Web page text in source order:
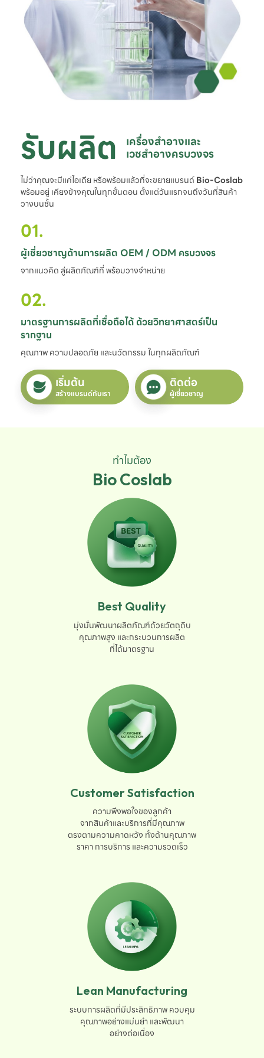
รับผลิต เครื่องสำอางและ
เวชสำอางครบวงจร
ไม่ว่าคุณจะมีแค่ไอเดีย หรือพร้อมแล้วที่จะขยายแบรนด์Bio-Coslab
พร้อมอยู่ เคียงข้างคุณในทุกขั้นตอน ตั้งแต่วันแรกจนถึงวันที่สินค้า
วางบนชั้น
01.
ผู้เชี่ยวชาญด้านการผลิต OEM / ODM ครบวงจร
จากแนวคิด สู่ผลิตภัณฑ์ที่ พร้อมวางจำหน่าย
02.
มาตรฐานการผลิตที่เชื่อถือได้ ด้วยวิทยาศาสตร์เป็น
รากฐาน
คุณภาพ ความปลอดภัย และนวัตกรรม ในทุกผลิตภัณฑ์
เริ่มต้น
สร้างแบรนด์กับเรา
ติดต่อ
ผู้เชี่ยวชาญ
ทำไมต้อง
Bio Coslab
Best Quality
มุ่งมั่นพัฒนาผลิตภัณฑ์ด้วยวัตถุดิบ
คุณภาพสูง และกระบวนการผลิต
ที่ได้มาตรฐาน
Customer Satisfaction
ความพึงพอใจของลูกค้า
จากสินค้าและบริการที่มีคุณภาพ
ตรงตามความคาดหวัง ทั้งด้านคุณภาพ
ราคา การบริการ และความรวดเร็ว
Lean Manufacturing
ระบบการผลิตที่มีประสิทธิภาพ ควบคุม
คุณภาพอย่างแม่นยำ และพัฒนา
อย่างต่อเนื่อง